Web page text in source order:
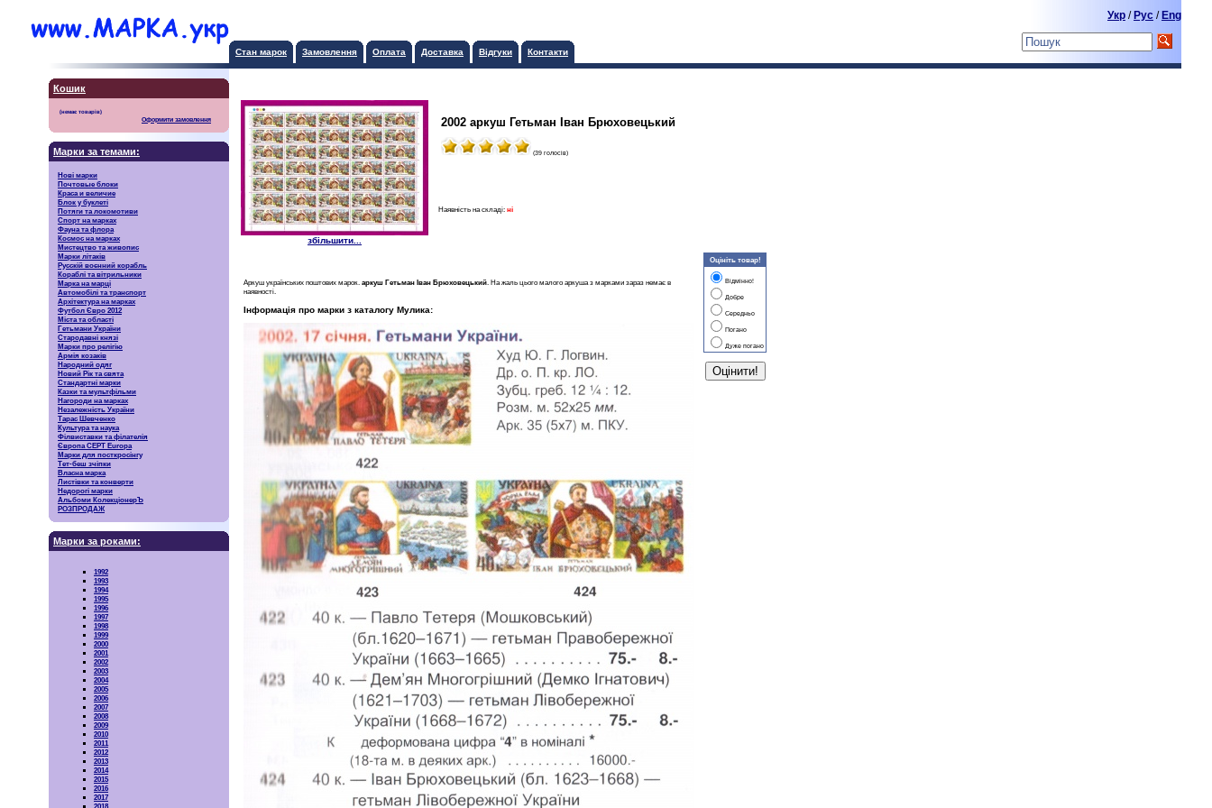
Стан марок Замовлення Оплата Доставка Відгуки Контакти
Укр / Pyc / Eng
Кошик
Оформити замовлення
Марки за темами:
Нові марки
Почтовые блоки
Краса и величие
Блок у буклеті
Потяги та локомотиви
Спорт на марках
Фауна та флора
Космос на марках
Мистецтво та живопис
Марки літаків
Русскiй воєнний корабль
Кораблі та вітрильники
Марка на марці
Автомобілі та транспорт
Архітектура на марках
Футбол Євро 2012
Міста та області
Гетьмани України
Стародавні князі
Марки про релігію
Армія козаків
Народний одяг
Новий Рік та свята
Стандартні марки
Казки та мультфільми
Нагороди на марках
Незалежність України
Тарас Шевченко
Культура та наука
Філвиставки та філателія
Європа CEPT Europa
Марки для посткросінгу
Тет-беш зчіпки
Власна марка
Листівки та конверти
Недорогі марки
Альбоми КолекціонерЪ
РОЗПРОДАЖ
Марки за роками:
1992
1993
1994
1995
1996
1997
1998
1999
2000
2001
2002
2003
2004
2005
2006
2007
2008
2009
2010
2011
2012
2013
2014
2015
2016
2017
збільшити...
2002 аркуш Гетьман Іван Брюховецький
(39 голосів)
Наявність на складі: ні
Аркуш українських поштових марок. аркуш Гетьман Іван Брюховецький . На жаль цього малого аркуша з марками зараз немає в
наявності.
Інформація про марки з каталогу Мулика:
Оцініть товар!
Відмінно!
Добре
Середньо
Погано
Дуже погано